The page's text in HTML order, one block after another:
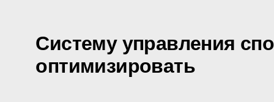
Систему управления
оптимизировать